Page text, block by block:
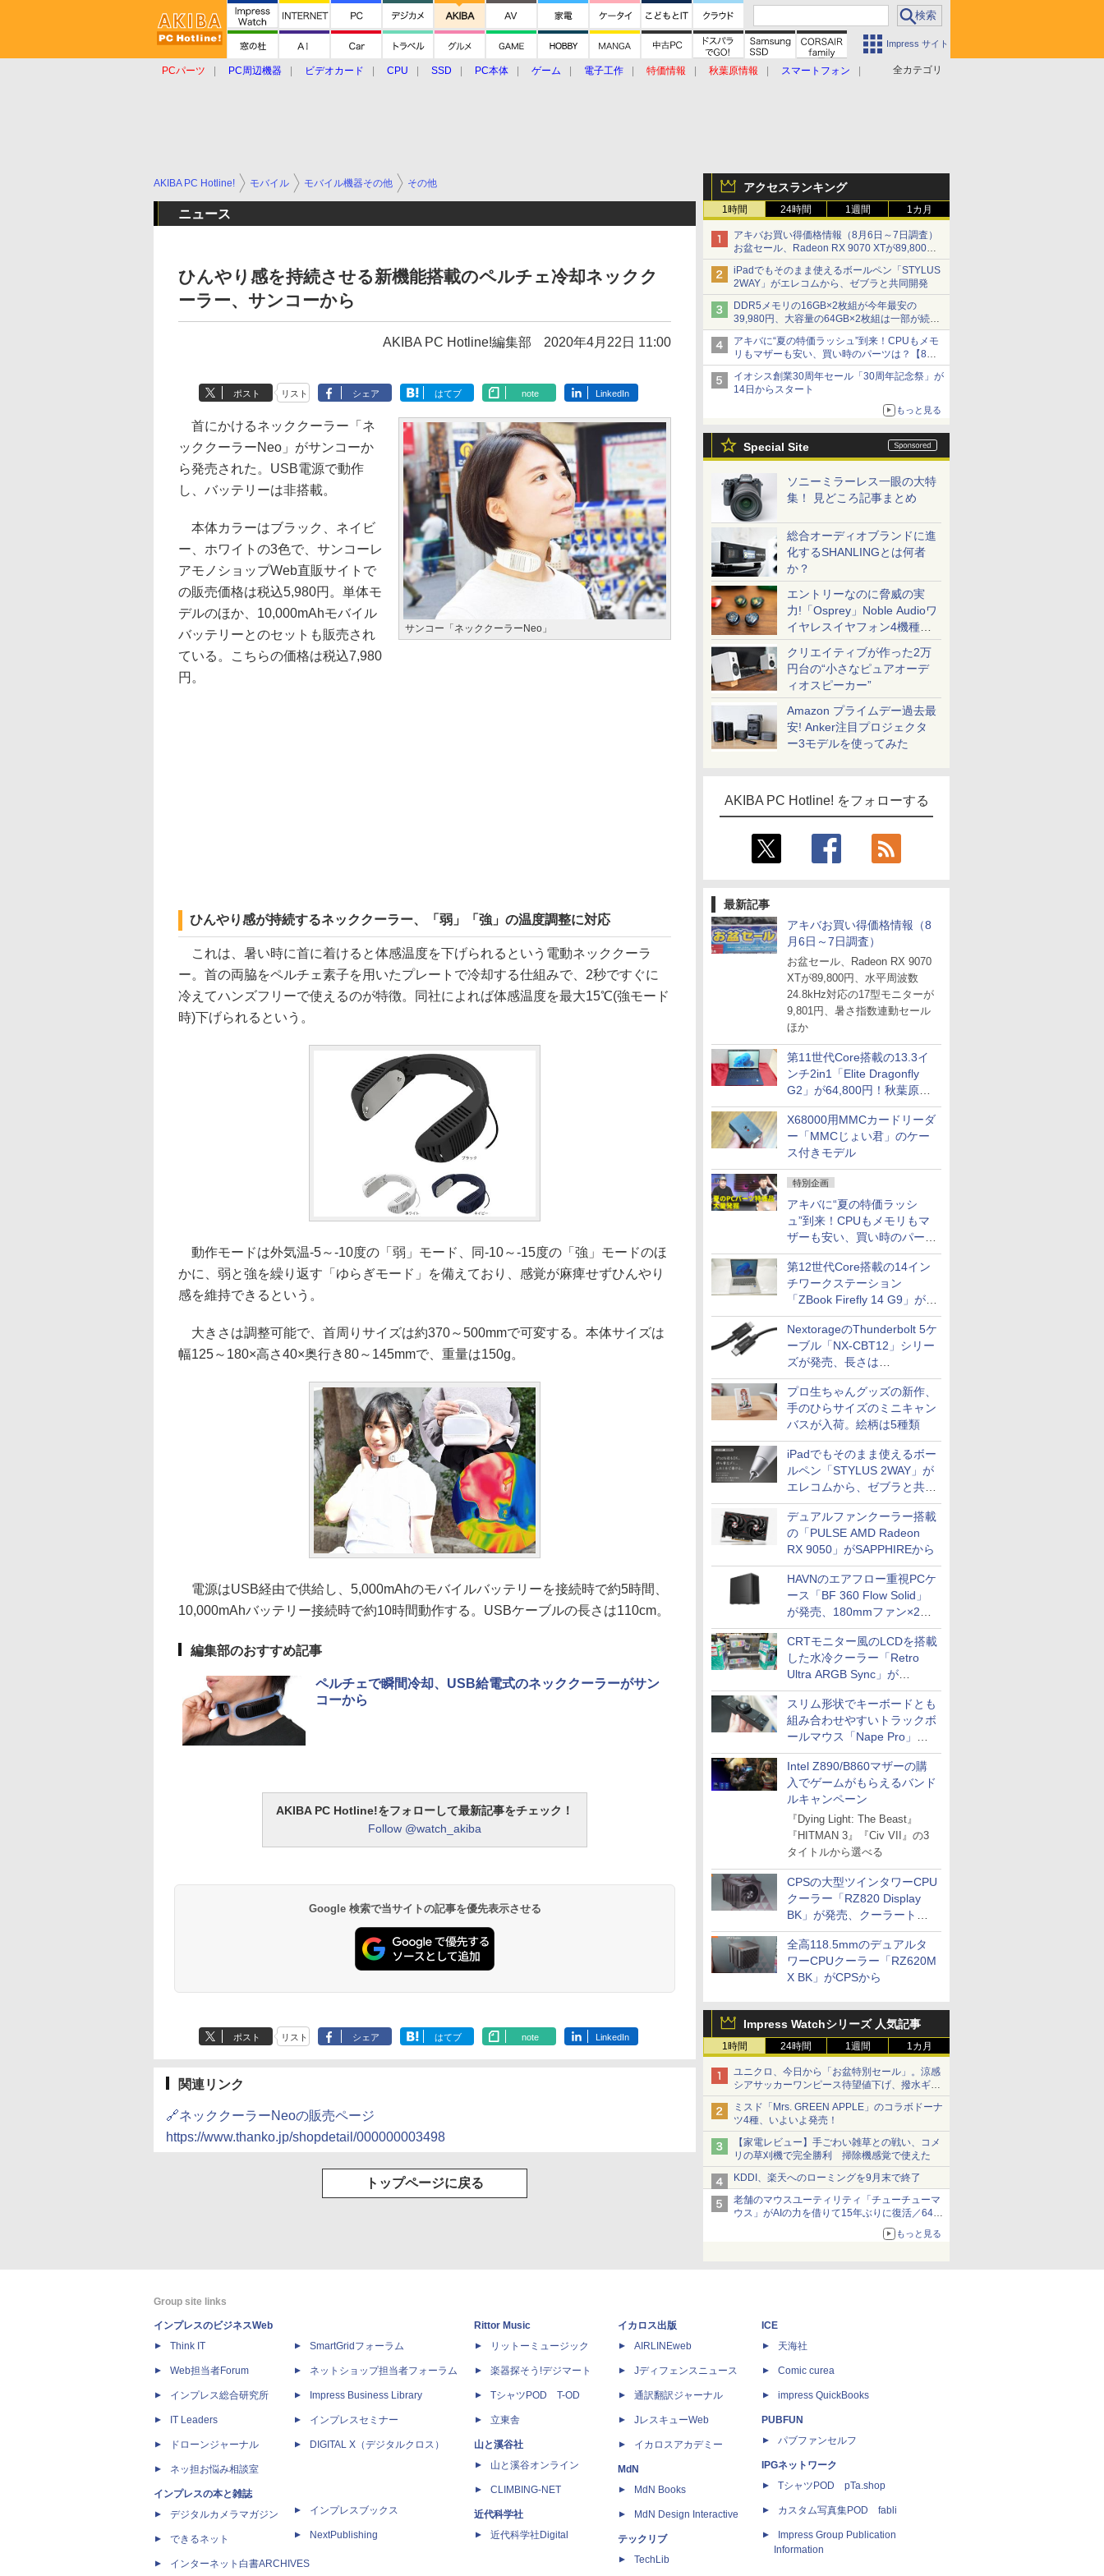
Impress サイト
全カテゴリ
PCパーツ PC周辺機器 ビデオカード CPU SSD PC本体 ゲーム 電子工作 特価情報 秋葉原情報
スマートフォン
アクセスランキング
1時間 24時間 1週間 1カ月
アキバお買い得価格情報（8月6日～7日調査）
お盆セール、Radeon RX 9070 XTが89,800
円、水平周波数24.8kHz対応の17型モニターが
9,801円、暑さ指数連動セール ほか
iPadでもそのまま使えるボールペン「STYLUS
2WAY」がエレコムから、ゼブラと共同開発
DDR5メモリの16GB×2枚組が今年最安の
39,980円、大容量の64GB×2枚組は一部が続騰
[8月前半のメモリ価格]
アキバに“夏の特価ラッシュ”到来！CPUもメモ
リもマザーも安い、買い時のパーツは？【8月7
日(金)22時配信】
イオシス創業30周年セール「30周年記念祭」が
14日からスタート
もっと見る
Special Site
ソニーミラーレス一眼の大特
集！ 見どころ記事まとめ
総合オーディオブランドに進
化するSHANLINGとは何者
か？
エントリーなのに脅威の実
力!「Osprey」Noble Audioワ
イヤレスイヤフォン4機種を
一気に聴く
クリエイティブが作った2万
円台の“小さなピュアオーデ
ィオスピーカー”
Amazon プライムデー過去最
安! Anker注目プロジェクタ
ー3モデルを使ってみた
AKIBA PC Hotline! をフォローする
最新記事
アキバお買い得価格情報（8
月6日～7日調査）
お盆セール、Radeon RX 9070
XTが89,800円、水平周波数
24.8kHz対応の17型モニターが
9,801円、暑さ指数連動セール
ほか
第11世代Core搭載の13.3イ
ンチ2in1「Elite Dragonfly
G2」が64,800円！秋葉原で
中古PCセール
X68000用MMCカードリーダ
ー「MMCじょい君」のケー
ス付きモデル
特別企画
アキバに“夏の特価ラッシ
ュ”到来！CPUもメモリもマ
ザーも安い、買い時のパーツ
は？【8月7日(金)22時配信】
第12世代Core搭載の14イン
チワークステーション
「ZBook Firefly 14 G9」が
79,800円！秋葉原で中古PC
セール
NextorageのThunderbolt 5ケ
ーブル「NX-CBT12」シリー
ズが発売、長さは
30cm/50cm/1mの3種類
プロ生ちゃんグッズの新作、
手のひらサイズのミニキャン
バスが入荷。絵柄は5種類
iPadでもそのまま使えるボー
ルペン「STYLUS 2WAY」が
エレコムから、ゼブラと共同
開発
デュアルファンクーラー搭載
の「PULSE AMD Radeon
RX 9050」がSAPPHIREから
HAVNのエアフロー重視PCケ
ース「BF 360 Flow Solid」
が発売、180mmファン×2搭
載
CRTモニター風のLCDを搭載
した水冷クーラー「Retro
Ultra ARGB Sync」が
Thermaltakeから
スリム形状でキーボードとも
組み合わせやすいトラックボ
ールマウス「Nape Pro」が
Keychronから
Intel Z890/B860マザーの購
入でゲームがもらえるバンド
ルキャンペーン
『Dying Light: The Beast』
『HITMAN 3』『Civ VII』の3
タイトルから選べる
CPSの大型ツインタワーCPU
クーラー「RZ820 Display
BK」が発売、クーラートッ
プに5インチ液晶搭載
全高118.5mmのデュアルタ
ワーCPUクーラー「RZ620M
X BK」がCPSから
Impress Watchシリーズ 人気記事
1時間 24時間 1週間 1カ月
ユニクロ、今日から「お盆特別セール」。涼感
シアサッカーワンピース待望値下げ、撥水ギア
ショーツは1990円に
ミスド「Mrs. GREEN APPLE」のコラボドーナ
ツ4種、いよいよ発売！
【家電レビュー】手ごわい雑草との戦い、コメ
リの草刈機で完全勝利 掃除機感覚で使えた
KDDI、楽天へのローミングを9月末で終了
老舗のマウスユーティリティ「チューチューマ
ウス」がAIの力を借りて15年ぶりに復活／64bit
化、Windows 10/11、「Chrome」も走り回
る。復活記念で2026年末まで500円
もっと見る
AKIBA PC Hotline! モバイル モバイル機器その他 その他
ニュース
ひんやり感を持続させる新機能搭載のペルチェ冷却ネックク
ーラー、サンコーから
AKIBA PC Hotline!編集部 2020年4月22日 11:00
ポスト リスト シェア はてブ note LinkedIn
サンコー「ネッククーラーNeo」
首にかけるネッククーラー「ネ
ッククーラーNeo」がサンコーか
ら発売された。USB電源で動作
し、バッテリーは非搭載。
本体カラーはブラック、ネイビ
ー、ホワイトの3色で、サンコーレ
アモノショップWeb直販サイトで
の販売価格は税込5,980円。単体モ
デルのほか、10,000mAhモバイル
バッテリーとのセットも販売され
ている。こちらの価格は税込7,980
円。
ひんやり感が持続するネッククーラー、「弱」「強」の温度調整に対応
これは、暑い時に首に着けると体感温度を下げられるという電動ネッククーラ
ー。首の両脇をペルチェ素子を用いたプレートで冷却する仕組みで、2秒ですぐに
冷えてハンズフリーで使えるのが特徴。同社によれば体感温度を最大15℃(強モード
時)下げられるという。
動作モードは外気温-5～-10度の「弱」モード、同-10～-15度の「強」モードのほ
かに、弱と強を繰り返す「ゆらぎモード」を備えており、感覚が麻痺せずひんやり
感を維持できるという。
大きさは調整可能で、首周りサイズは約370～500mmで可変する。本体サイズは
幅125～180×高さ40×奥行き80～145mmで、重量は150g。
電源はUSB経由で供給し、5,000mAhのモバイルバッテリーを接続時で約5時間、
10,000mAhバッテリー接続時で約10時間動作する。USBケーブルの長さは110cm。
編集部のおすすめ記事
ペルチェで瞬間冷却、USB給電式のネッククーラーがサン
コーから
AKIBA PC Hotline!をフォローして最新記事をチェック！
Follow @watch_akiba
Google 検索で当サイトの記事を優先表示させる
ポスト リスト シェア はてブ note LinkedIn
関連リンク
🔗ネッククーラーNeoの販売ページ
https://www.thanko.jp/shopdetail/000000003498
トップページに戻る
Group site links
インプレスのビジネスWeb
Think IT
Web担当者Forum
インプレス総合研究所
IT Leaders
ドローンジャーナル
ネッ担お悩み相談室
インプレスの本と雑誌
デジタルカメラマガジン
できるネット
インターネット白書ARCHIVES
SmartGridフォーラム
ネットショップ担当者フォーラム
Impress Business Library
インプレスセミナー
DIGITAL X（デジタルクロス）
インプレスブックス
NextPublishing
Rittor Music
リットーミュージック
楽器探そう!デジマート
TシャツPOD T-OD
立東舎
山と溪谷社
山と溪谷オンライン
CLIMBING-NET
近代科学社
近代科学社Digital
イカロス出版
AIRLINEweb
Jディフェンスニュース
通訳翻訳ジャーナル
JレスキューWeb
イカロスアカデミー
MdN
MdN Books
MdN Design Interactive
テックリブ
TechLib
ICE
天海社
Comic curea
impress QuickBooks
PUBFUN
パブファンセルフ
IPGネットワーク
TシャツPOD pTa.shop
カスタム写真集POD fabli
Impress Group Publication
Information